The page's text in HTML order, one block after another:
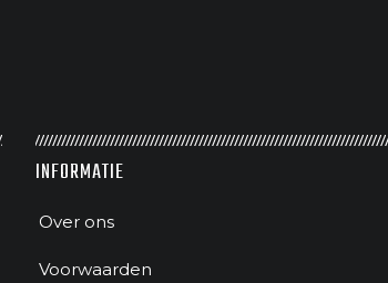
INFORMATIE
Over ons
Voorwaarden